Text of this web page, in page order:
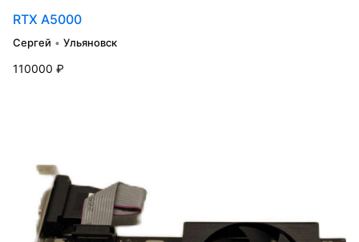
RTX A5000
Сергей • Ульяновск
110000 ₽